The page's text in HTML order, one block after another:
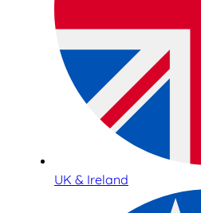
UK & Ireland